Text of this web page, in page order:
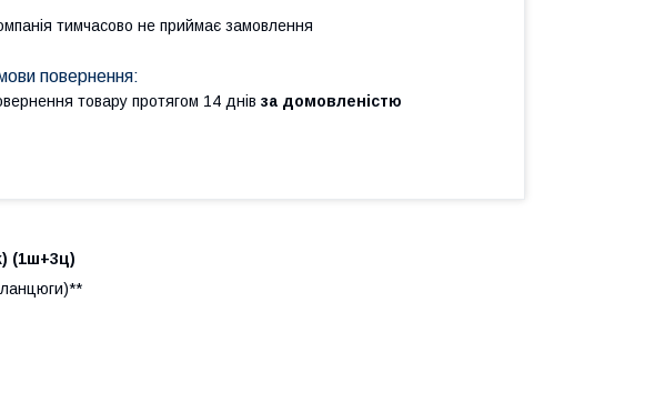
тимчасово не приймає замовлення
товару протягом 14 днів за домовленістю
(1ш+3ц)